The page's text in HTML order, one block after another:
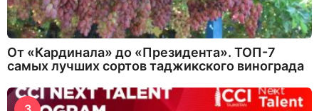
От «Кардинала» до «Президента». ТОП-7
самых лучших сортов таджикского винограда